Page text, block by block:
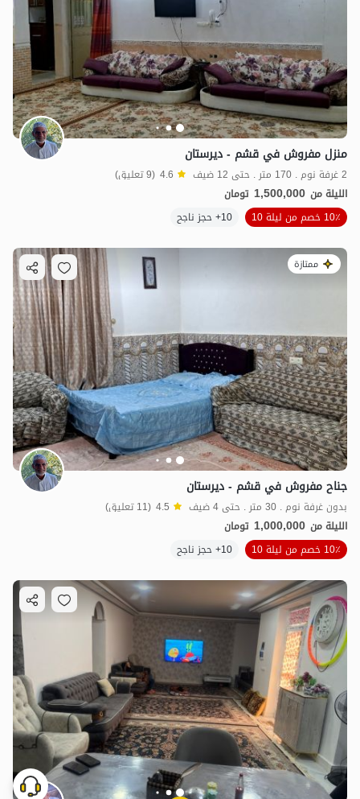
منزل مفروش في قشم - ديرستان
2 غرفة نوم . 170 متر . حتى 12 ضيف 4.6 (9 تعليق)
الليلة من 1,500,000 تومان
10٪ خصم من ليلة 10
10+ حجز ناجح
ممتازة
جناح مفروش في قشم - ديرستان
بدون غرفة نوم . 30 متر . حتى 4 ضيف 4.5 (11 تعليق)
الليلة من 1,000,000 تومان
10٪ خصم من ليلة 10
10+ حجز ناجح